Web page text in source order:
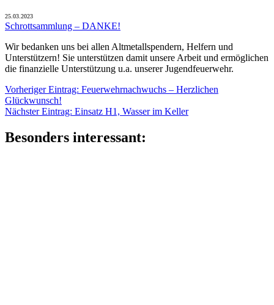
25.03.2023
Schrottsammlung – DANKE!
Wir bedanken uns bei allen Altmetallspendern, Helfern und
Unterstützern! Sie unterstützen damit unsere Arbeit und ermöglichen
die finanzielle Unterstützung u.a. unserer Jugendfeuerwehr.
Beitragsnavigation
Vorheriger Eintrag: Vorheriger
Feuerwehrnachwuchs – Herzlichen
Glückwunsch!
Nächster Eintrag: Nächster
Einsatz H1, Wasser im Keller
Besonders interessant: